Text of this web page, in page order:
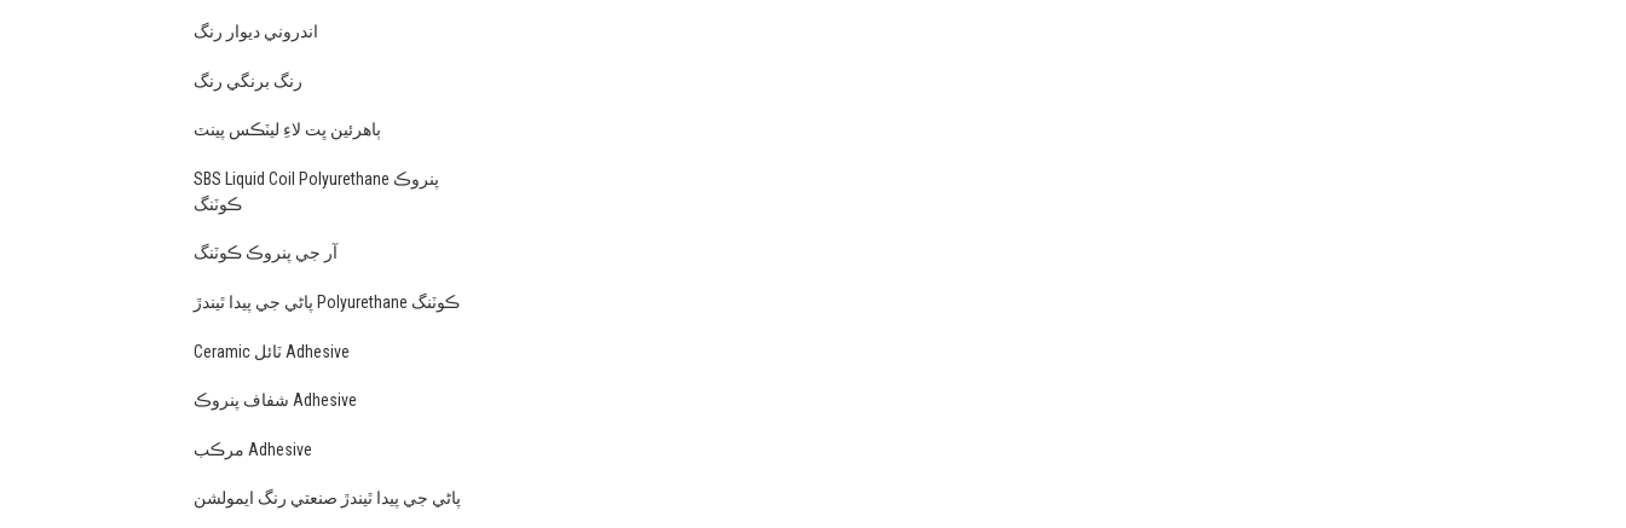
اندروني ديوار رنگ
رنگ برنگي رنگ
ٻاهرئين ڀت لاءِ ليٽڪس پينٽ
SBS Liquid Coil Polyurethane پنروڪ
ڪوٽنگ
آر جي پنروڪ ڪوٽنگ
پاڻي جي پيدا ٿيندڙ Polyurethane ڪوٽنگ
Ceramic ٽائل Adhesive
شفاف پنروڪ Adhesive
مرڪب Adhesive
پاڻي جي پيدا ٿيندڙ صنعتي رنگ ايمولشن